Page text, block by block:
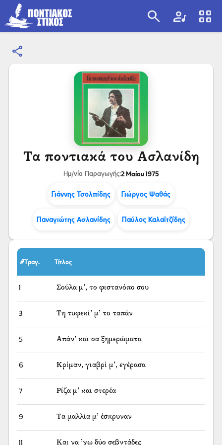
search artist view_cozy
share
Τα ποντιακά του Ασλανίδη
Ημ/νία Παραγωγής:2 Μαίου 1975
Γιάννης Τσολπίδης Γιώργος Ψαθάς
Παναγιώτης Ασλανίδης Παύλος Καλαϊτζίδης
#Τραγ. Τίτλος
1 Σούλα μ’, το φιστανόπο σου
3 Τη τυφεκί’ μ’ το ταπάν
5 Απάν’ και σα ξημερώματα
6 Κρίμαν, γιαβρί μ’, εγέρασα
7 Ρίζα μ’ και στερέα
9 Τα μαλλία μ’ έσπρυναν
11 Και να ’χω δύο σεβντάδες